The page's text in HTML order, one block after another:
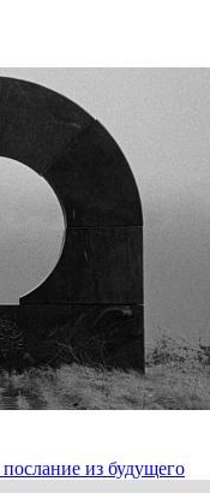
из будущего